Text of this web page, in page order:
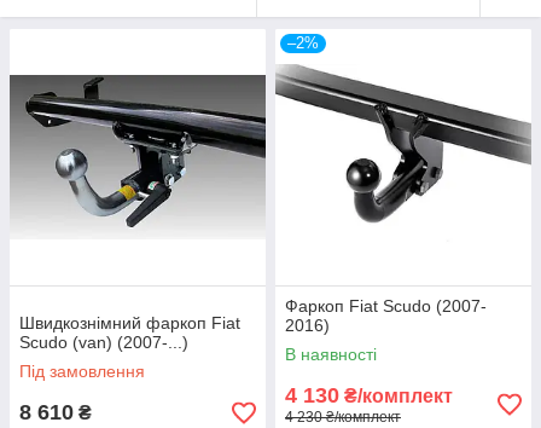
Швидкознімний фаркоп Fiat
Scudo (van) (2007-...)
Під замовлення
8 610 ₴
–2%
Фаркоп Fiat Scudo (2007-
2016)
В наявності
4 130 ₴/комплект
4 230 ₴/комплект